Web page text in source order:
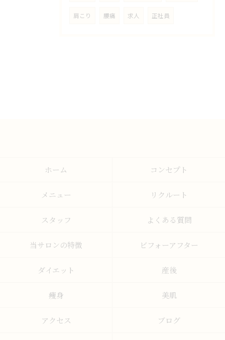
肩こり 腰痛 求人 正社員
ホーム コンセプト
メニュー リクルート
スタッフ よくある質問
当サロンの特徴 ビフォーアフター
ダイエット 産後
痩身 美肌
アクセス ブログ